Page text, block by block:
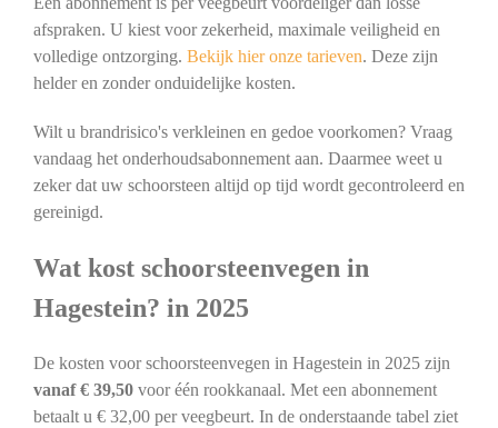
afspraken. U kiest voor zekerheid, maximale veiligheid en
volledige ontzorging. Bekijk hier onze tarieven. Deze zijn
helder en zonder onduidelijke kosten.
Wilt u brandrisico's verkleinen en gedoe voorkomen? Vraag
vandaag het onderhoudsabonnement aan. Daarmee weet u
zeker dat uw schoorsteen altijd op tijd wordt gecontroleerd en
gereinigd.
Wat kost schoorsteenvegen in
Hagestein? in 2025
De kosten voor schoorsteenvegen in Hagestein in 2025 zijn
vanaf € 39,50voor één rookkanaal. Met een abonnement
betaalt u € 32,00 per veegbeurt. In de onderstaande tabel ziet